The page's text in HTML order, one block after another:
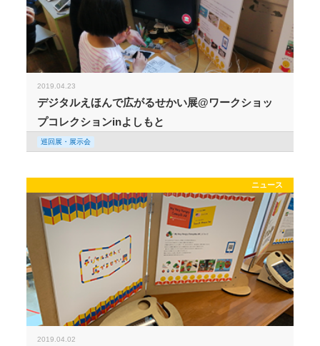
2019.04.23
デジタルえほんで広がるせかい展@ワークショッ
プコレクションinよしもと
巡回展・展示会
ニュース
2019.04.02